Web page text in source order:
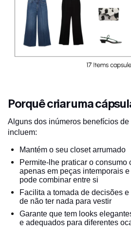
Porquê criar uma
Alguns dos inúmeros benefícios
incluem:
Mantém o seu closet arrumado
Permite-lhe praticar o consumo
apenas em peças intemporais
pode combinar entre si
Facilita a tomada de decisões
de não ter nada para vestir
Garante que tem looks
e adequados para diferentes